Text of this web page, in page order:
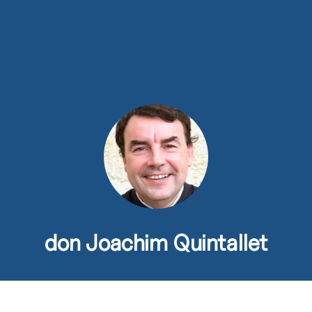
don Joachim Quintallet